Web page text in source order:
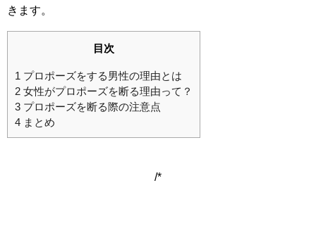
きます。
目次
1 プロポーズをする男性の理由とは
2 女性がプロポーズを断る理由って？
3 プロポーズを断る際の注意点
4 まとめ
/*